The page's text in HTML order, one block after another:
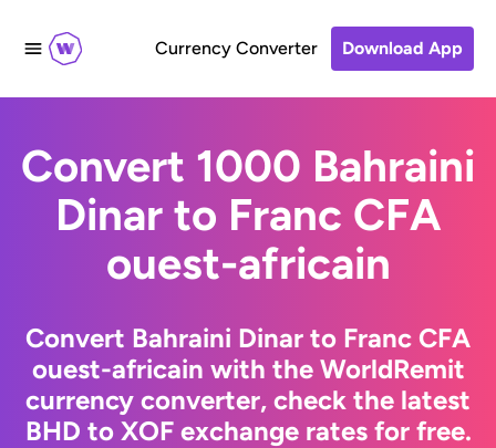
Currency Converter Download App
Convert 1000 Bahraini
Dinar to Franc CFA
ouest-africain
Convert Bahraini Dinar to Franc CFA
ouest-africain with the WorldRemit
currency converter, check the latest
BHD to XOF exchange rates for free.